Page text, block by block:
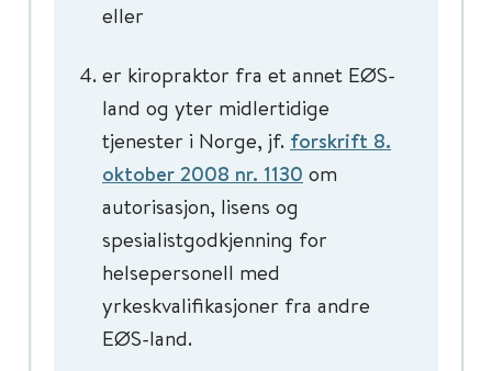
eller
er kiropraktor fra et annet EØS-
land og yter midlertidige
tjenester i Norge, jf. forskrift 8.
oktober 2008 nr. 1130 om
autorisasjon, lisens og
spesialistgodkjenning for
helsepersonell med
yrkeskvalifikasjoner fra andre
EØS-land.